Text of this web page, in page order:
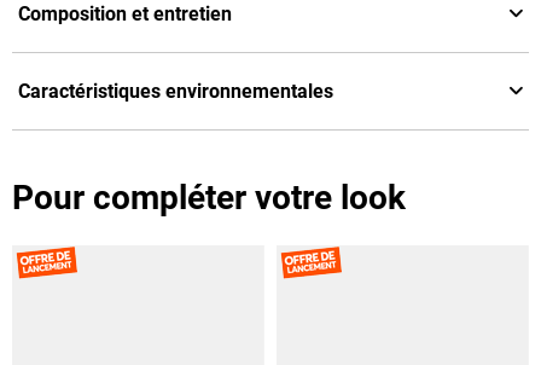
Composition et entretien
Caractéristiques environnementales
Pour compléter votre look